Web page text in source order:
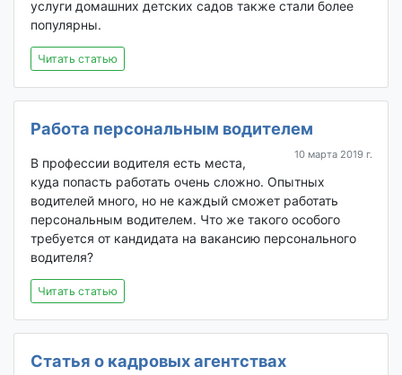
услуги домашних детских садов также стали более
популярны.
Читать статью
Работа персональным водителем
10 марта 2019 г.
В профессии водителя есть места,
куда попасть работать очень сложно. Опытных
водителей много, но не каждый сможет работать
персональным водителем. Что же такого особого
требуется от кандидата на вакансию персонального
водителя?
Читать статью
Статья о кадровых агентствах